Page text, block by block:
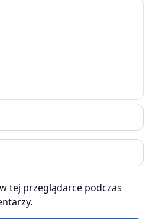
tej przeglądarce podczas